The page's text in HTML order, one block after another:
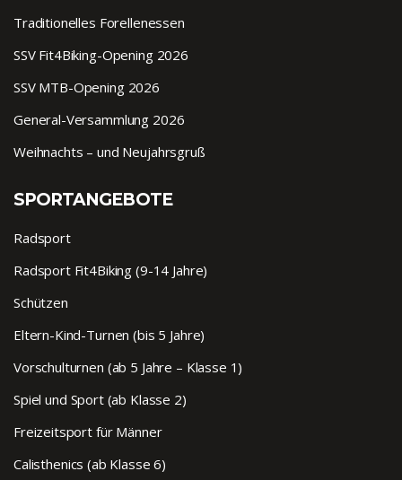
Traditionelles Forellenessen
SSV Fit4Biking-Opening 2026
SSV MTB-Opening 2026
General-Versammlung 2026
Weihnachts – und Neujahrsgruß
SPORTANGEBOTE
Radsport
Radsport Fit4Biking (9-14 Jahre)
Schützen
Eltern-Kind-Turnen (bis 5 Jahre)
Vorschulturnen (ab 5 Jahre – Klasse 1)
Spiel und Sport (ab Klasse 2)
Freizeitsport für Männer
Calisthenics (ab Klasse 6)